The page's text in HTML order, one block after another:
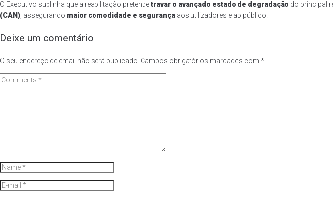
O Executivo sublinha que a reabilitação pretendetravar o avançado estado de degradação do principal
(CAN) , assegurando maior comodidade e segurança aos utilizadores e ao público.
Deixe um comentário
O seu endereço de email não será publicado. Campos obrigatórios marcados com *